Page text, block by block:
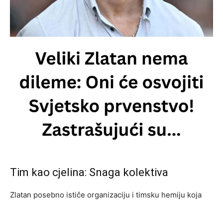
Tim kao cjelina: Snaga kolektiva
Zlatan posebno ističe organizaciju i timsku hemiju koja